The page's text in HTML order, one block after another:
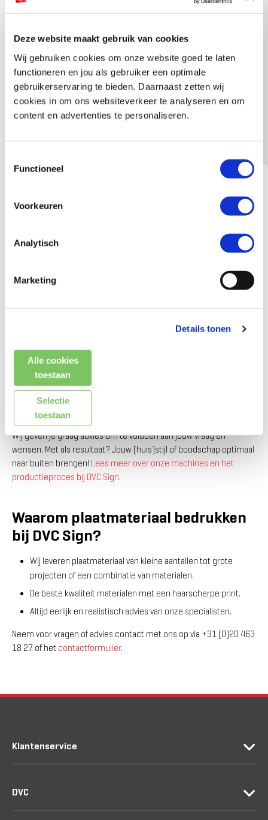
Deze website maakt gebruik van cookies
Wij gebruiken cookies om onze website goed te laten
functioneren en jou als gebruiker een optimale
gebruikerservaring te bieden. Daarnaast zetten wij
cookies in om ons websiteverkeer te analyseren en om
content en advertenties te personaliseren.
Functioneel
Voorkeuren
Analytisch
Marketing
Details tonen
Alle cookies
toestaan
Selectie
toestaan
Plexiglas Trespa
Waarom bedrukt plaatmateriaal
Ben je op zoek naar een mogelijkheid om jouw logo of boodschap
langdurig gebruik? Als een rechte plaat of in een contour
gesneden? Wij bieden toepassingen in alle vormen, maten en
eigenschappen in het type toepassing, de levensduur en de prijs.
plaatmateriaal.
DVC Sign is specialist in bedrukt
plaatmateriaal
De specialisten van DVC Sign hebben veel ervaring met het
forex of honinggraat karton: wij halen het beste uit het materiaal.
Wij geven je graag advies om te voldoen aan jouw vraag en
wensen. Met als resultaat? Jouw (huis)stijl of boodschap optimaal
naar buiten brengen! Lees meer over onze machines en het
productieproces bij DVC Sign.
Waarom plaatmateriaal bedrukken
bij DVC Sign?
Wij leveren plaatmateriaal van kleine aantallen tot grote
projecten of een combinatie van materialen.
De beste kwaliteit materialen met een haarscherpe print.
Altijd eerlijk en realistisch advies van onze specialisten.
Neem voor vragen of advies contact met ons op via +31 (0)20 463
18 27 of het contactformulier.
Klantenservice
DVC